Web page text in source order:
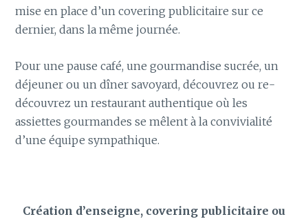
mise en place d’un covering publicitaire sur ce
dernier, dans la même journée.
Pour une pause café, une gourmandise sucrée, un
déjeuner ou un dîner savoyard, découvrez ou re-
découvrez un restaurant authentique où les
assiettes gourmandes se mêlent à la convivialité
d’une équipe sympathique.
Création d’enseigne, covering publicitaire ou